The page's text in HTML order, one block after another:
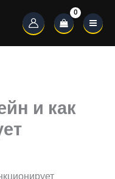
Main
Menu
и как